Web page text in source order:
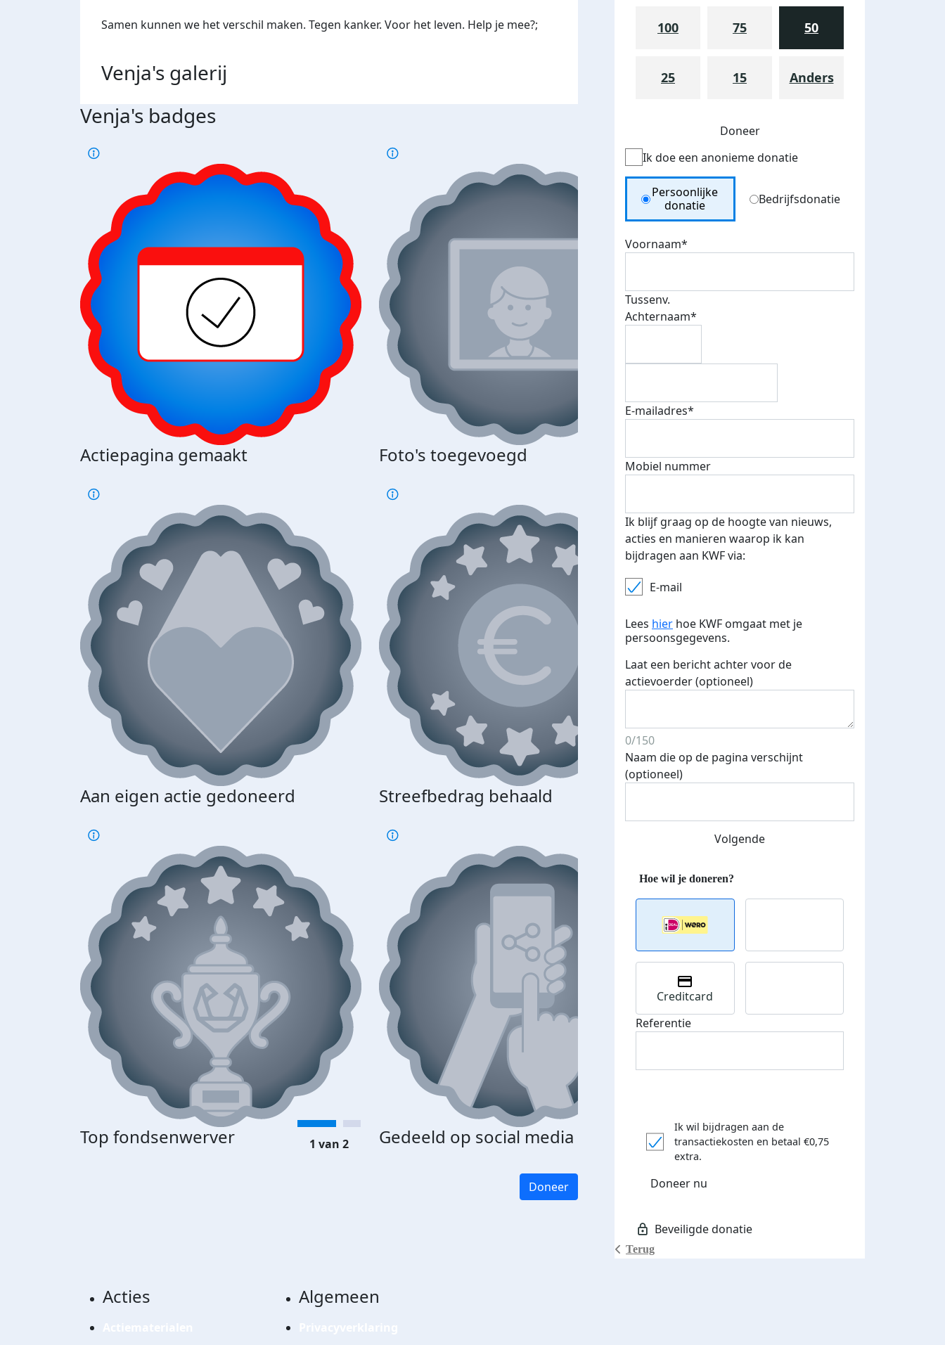
Samen kunnen we het verschil maken. Tegen kanker. Voor het leven. Help je mee?;
Venja's galerij
Venja's badges
Actiepagina gemaakt Foto's toegevoegd E-mails verstuurd
Aan eigen actie gedoneerd Streefbedrag behaald
Top fondsenwerver Gedeeld op social media Donateurs bedankt
€500 euro opgehaald: t-shirt
verdiend
1 van 2
Doneer
100 75 50
25 15 Anders
Doneer
Ik doe een anonieme donatie
Donation Type
Persoonlijke
donatie
Bedrijfsdonatie
Voornaam*
Tussenv.
Achternaam*
E-mailadres*
Mobiel nummer
Ik blijf graag op de hoogte van nieuws,
acties en manieren waarop ik kan
bijdragen aan KWF via:
E-mail
Lees hier hoe KWF omgaat met je
persoonsgegevens.
Laat een bericht achter voor de
actievoerder (optioneel)
0/150
Naam die op de pagina verschijnt
(optioneel)
Volgende
Terug
Creditcard
Referentie
Ik wil bijdragen aan de
transactiekosten en betaal €0,75
extra.
Doneer nu
Acties Algemeen